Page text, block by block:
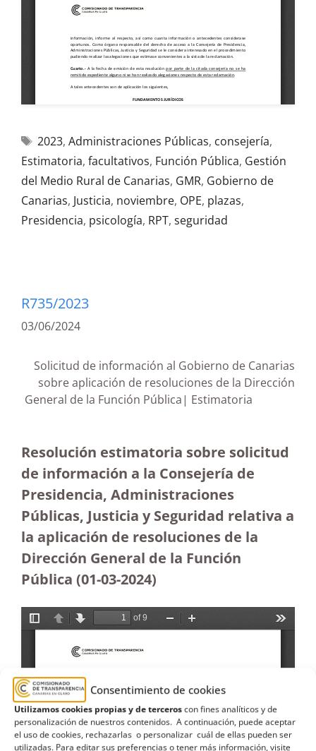
Consentimiento de cookies
Utilizamos cookies propias y de terceroscon fines analíticos y de
personalización de nuestros contenidos. A continuación, puede aceptar
el uso de cookies, rechazarlas o personalizar cuál de ellas pueden ser
utilizadas. Para editar sus preferencias o tener más información, visite
2023, Administraciones Públicas, consejería,
Estimatoria, facultativos, Función Pública, Gestión
del Medio Rural de Canarias, GMR, Gobierno de
Canarias, Justicia, noviembre, OPE, plazas,
Presidencia, psicología, RPT, seguridad
R735/2023
03/06/2024
Solicitud de información al Gobierno de Canarias
sobre aplicación de resoluciones de la Dirección
General de la Función Pública| Estimatoria
Resolución estimatoria sobre solicitud
de información a la Consejería de
Presidencia, Administraciones
Públicas, Justicia y Seguridad relativa a
la aplicación de resoluciones de la
Dirección General de la Función
Pública (01-03-2024)